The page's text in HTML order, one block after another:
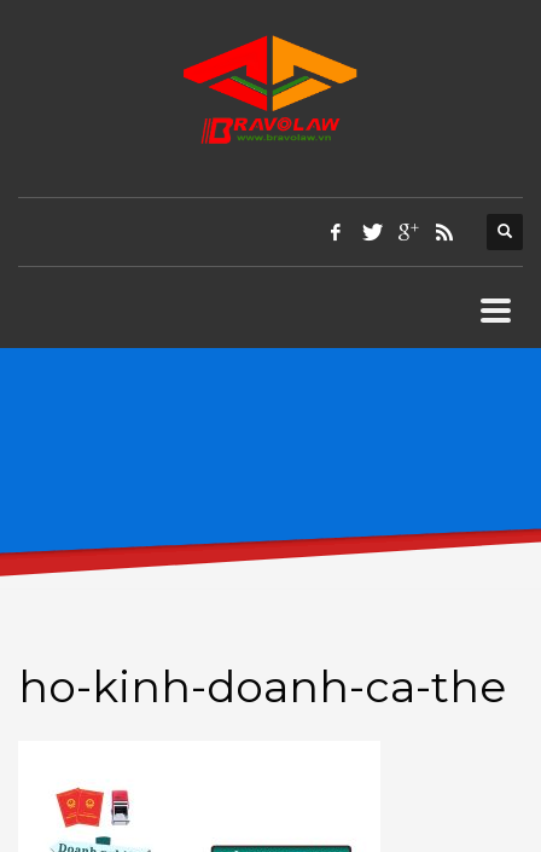
ho-kinh-doanh-ca-the